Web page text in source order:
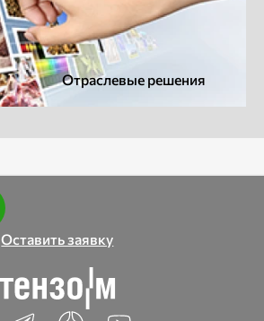
Отраслевые решения
Оставить заявку